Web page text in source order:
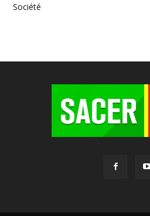
Société